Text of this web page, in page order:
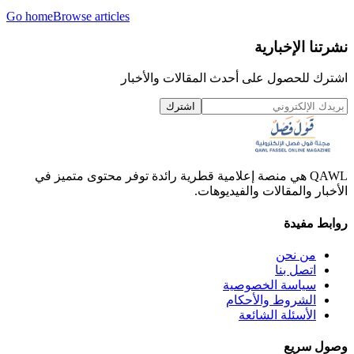
Go homeBrowse articles
نشرتنا الإخبارية
اشترك للحصول على أحدث المقالات والأخبار
اشترك
QAWL هي منصة إعلامية قطرية رائدة توفر محتوى متميز في
الأخبار والمقالات والفيديوهات.
روابط مفيدة
من نحن
اتصل بنا
سياسة الخصوصية
الشروط والأحكام
الأسئلة الشائعة
وصول سريع